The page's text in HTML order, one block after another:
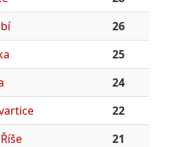
26
25
24
22
21